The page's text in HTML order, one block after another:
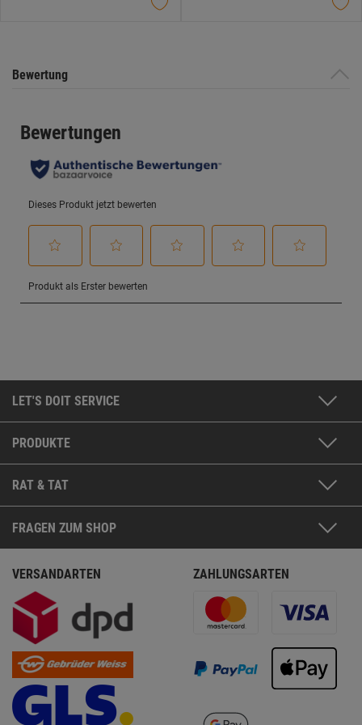
Bewertung
LET'S DOIT SERVICE
PRODUKTE
RAT & TAT
FRAGEN ZUM SHOP
VERSANDARTEN ZAHLUNGSARTEN